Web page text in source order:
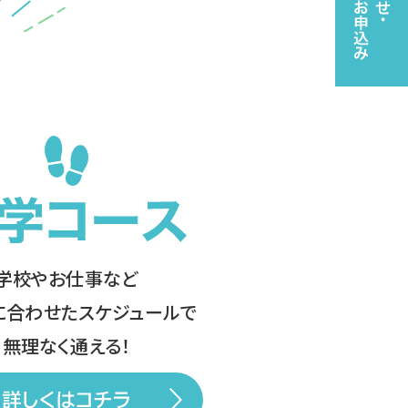
校やお仕事など
わせたスケジュールで
無理なく通える！